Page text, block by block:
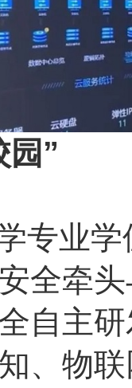
园”
专业
全牵
自主
、物